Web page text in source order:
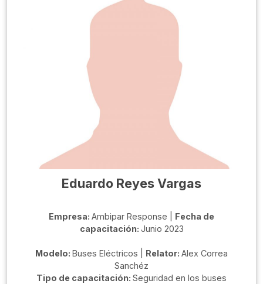
Eduardo Reyes Vargas
Empresa: Ambipar Response |
Fecha de
capacitación: Junio 2023
Modelo: Buses Eléctricos | Relator: Alex Correa
Sanchéz
Tipo de capacitación: Seguridad en los buses